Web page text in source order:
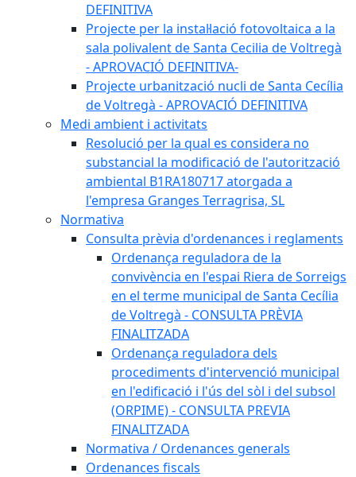
DEFINITIVA
Projecte per la instal·lació fotovoltaica a la
sala polivalent de Santa Cecilia de Voltregà
- APROVACIÓ DEFINITIVA-
Projecte urbanització nucli de Santa Cecília
de Voltregà - APROVACIÓ DEFINITIVA
Medi ambient i activitats
Resolució per la qual es considera no
substancial la modificació de l'autorització
ambiental B1RA180717 atorgada a
l'empresa Granges Terragrisa, SL
Normativa
Consulta prèvia d'ordenances i reglaments
Ordenança reguladora de la
convivència en l'espai Riera de Sorreigs
en el terme municipal de Santa Cecília
de Voltregà - CONSULTA PRÈVIA
FINALITZADA
Ordenança reguladora dels
procediments d'intervenció municipal
en l'edificació i l'ús del sòl i del subsol
(ORPIME) - CONSULTA PREVIA
FINALITZADA
Normativa / Ordenances generals
Ordenances fiscals